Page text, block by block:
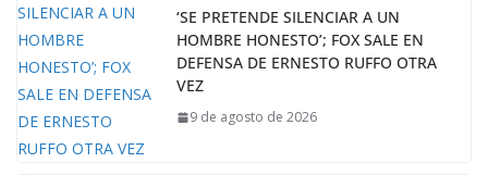
‘SE PRETENDE SILENCIAR A UN
HOMBRE HONESTO’; FOX SALE EN
DEFENSA DE ERNESTO RUFFO OTRA
VEZ
9 de agosto de 2026